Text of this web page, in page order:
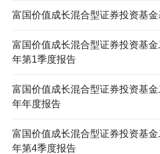
富国价值成长混合型证券投资基金
富国价值成长混合型证券投资基
年第1季度报告
富国价值成长混合型证券投资基
年年度报告
富国价值成长混合型证券投资基
年第4季度报告